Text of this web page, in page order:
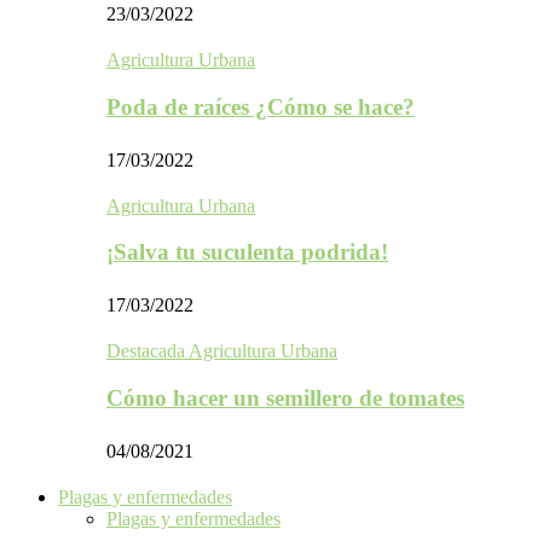
23/03/2022
Agricultura Urbana
Poda de raíces ¿Cómo se hace?
17/03/2022
Agricultura Urbana
¡Salva tu suculenta podrida!
17/03/2022
Destacada Agricultura Urbana
Cómo hacer un semillero de tomates
04/08/2021
Plagas y enfermedades
Plagas y enfermedades